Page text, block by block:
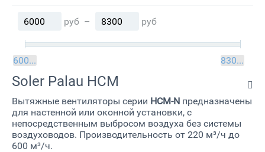
руб – руб
6000руб 8300руб
Soler Palau HCM
Вытяжные вентиляторы серии HCM-N предназначены
для настенной или оконной установки, с
непосредственным выбросом воздуха без системы
воздуховодов. Производительность от 220 м³/ч до
600 м³/ч.